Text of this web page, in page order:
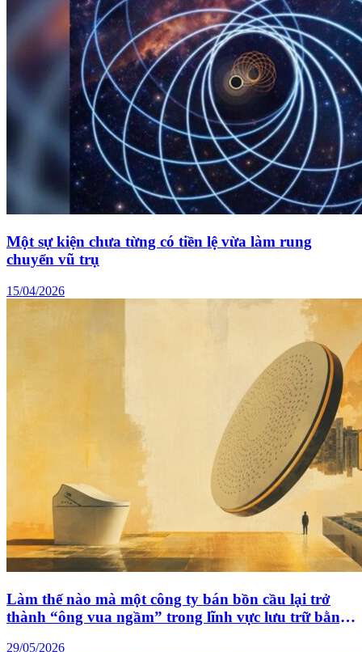
Một sự kiện chưa từng có tiền lệ vừa làm rung
chuyển vũ trụ
15/04/2026
Làm thế nào mà một công ty bán bồn cầu lại trở
thành “ông vua ngầm” trong lĩnh vực lưu trữ bằng
29/05/2026